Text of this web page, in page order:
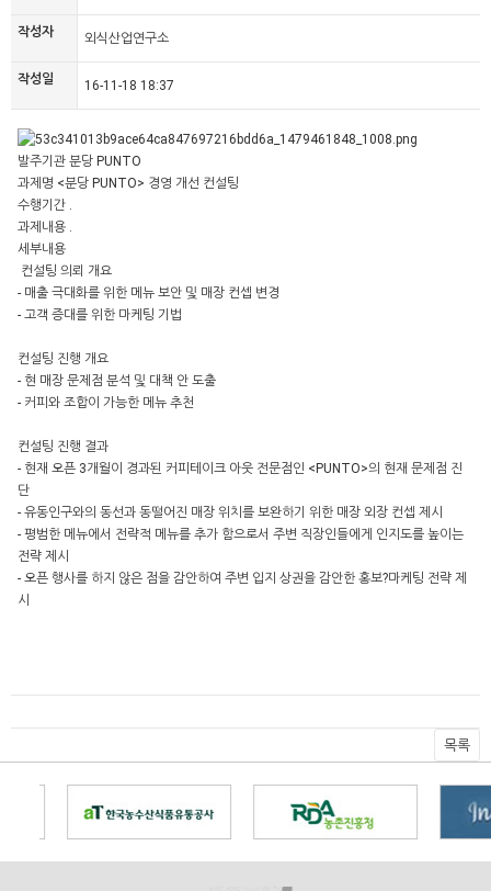
작성자 외식산업연구소
작성일 16-11-18 18:37
발주기관 분당 PUNTO
과제명 <분당 PUNTO> 경영 개선 컨설팅
수행기간 .
과제내용 .
세부내용
컨설팅 의뢰 개요
- 매출 극대화를 위한 메뉴 보안 및 매장 컨셉 변경
- 고객 증대를 위한 마케팅 기법
컨설팅 진행 개요
- 현 매장 문제점 분석 및 대책 안 도출
- 커피와 조합이 가능한 메뉴 추천
컨설팅 진행 결과
- 현재 오픈 3개월이 경과된 커피테이크 아웃 전문점인 <PUNTO>의 현재 문제점 진
단
- 유동인구와의 동선과 동떨어진 매장 위치를 보완하기 위한 매장 외장 컨셉 제시
- 평범한 메뉴에서 전략적 메뉴를 추가 함으로서 주변 직장인들에게 인지도를 높이는
전략 제시
- 오픈 행사를 하지 않은 점을 감안하여 주변 입지 상권을 감안한 홍보?마케팅 전략 제
시
목록